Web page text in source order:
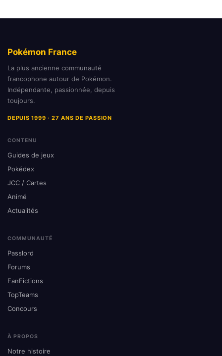
Pokémon France
La plus ancienne communauté
francophone autour de Pokémon.
Indépendante, passionnée, depuis
toujours.
DEPUIS 1999 · 27 ANS DE PASSION
CONTENU
Guides de jeux
Pokédex
JCC / Cartes
Animé
Actualités
COMMUNAUTÉ
Passlord
Forums
FanFictions
TopTeams
Concours
À PROPOS
Notre histoire